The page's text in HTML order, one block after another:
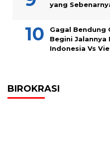
yang
Gagal Bendung
Begini Jalannya
Indonesia Vs
BIROKRASI